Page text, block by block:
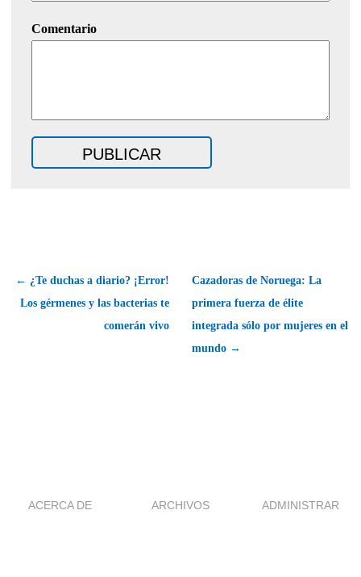
Comentario
← ¿Te duchas a diario? ¡Error!
Los gérmenes y las bacterias te
comerán vivo
Cazadoras de Noruega: La
primera fuerza de élite
integrada sólo por mujeres en el
mundo →
ACERCA DE ARCHIVOS ADMINISTRAR